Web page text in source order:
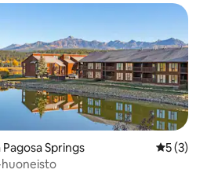
Springs
5 (3)
huoneisto